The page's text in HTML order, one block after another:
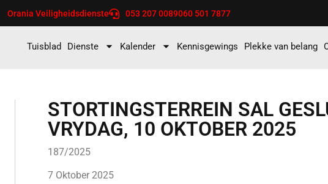
Orania Veiligheidsdienste 053 207 0089060 501 7877
Tuisblad Dienste Kalender Kennisgewings Plekke van belang
STORTINGSTERREIN SAL
VRYDAG, 10 OKTOBER 2025
187/2025
7 Oktober 2025